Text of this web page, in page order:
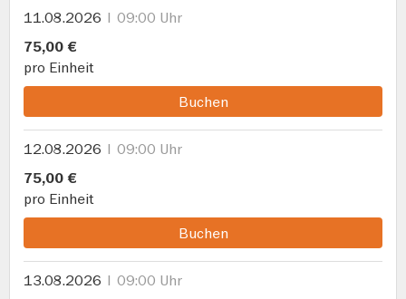
11.08.2026
09:00 Uhr
75,00 €
pro Einheit
Buchen
12.08.2026
09:00 Uhr
75,00 €
pro Einheit
Buchen
13.08.2026
09:00 Uhr